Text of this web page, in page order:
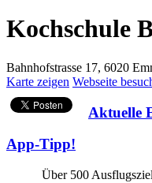
Kochschule
Bahnhofstrasse 17, 6020
Karte zeigen Webseite
Aktuelle
App-Tipp!
Über 500